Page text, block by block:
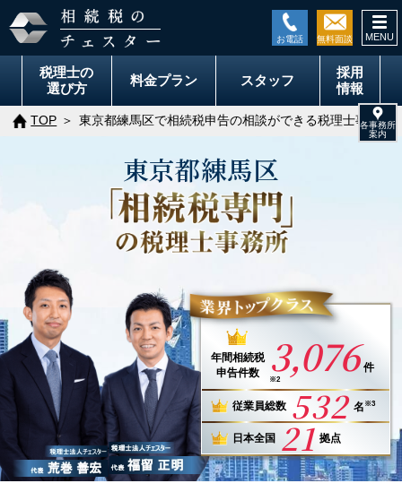
税理士の
選び方
料金プラン スタッフ
採用
情報
TOP 東京都練馬区で相続税申告の相談ができる税理士事務所
東京都練馬区
年間相続税
申告件数
3,076 件
※2
従業員総数 532 名 ※3
日本全国 21 拠点